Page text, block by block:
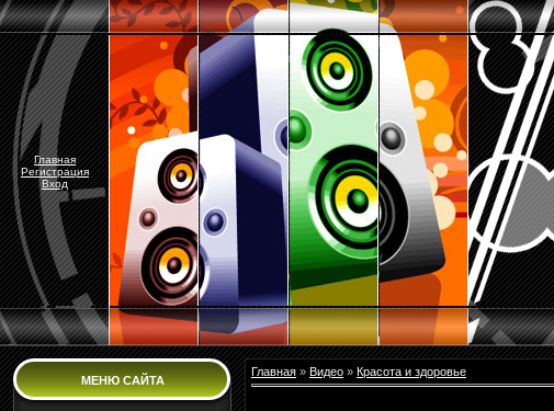
Главная
Регистрация
Вход
МЕНЮ САЙТА
Главная » Видео » Красота и здоровье